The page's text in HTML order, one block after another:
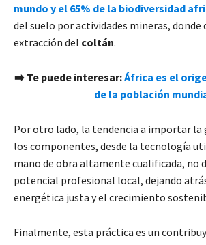
mundo y el 65% de la biodiversidad
del suelo por actividades mineras, donde
extracción del coltán.
➡️ Te puede interesar:África es el
de la población
Por otro lado, la tendencia a importar la
los componentes, desde la tecnología
mano de obra altamente cualificada, no
potencial profesional local, dejando
energética justa y el crecimiento
Finalmente, esta práctica es un